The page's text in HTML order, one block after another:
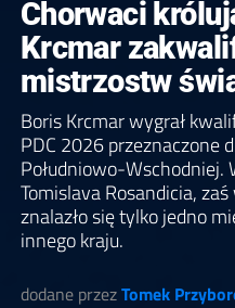
Chorwaci
Krcmar
mistrzostw
Boris Krcmar wygrał
PDC 2026 przeznaczone
Południowo-Wschodniej.
Tomislava Rosandicia,
znalazło się tylko jedno
innego kraju.
dodane przezTomek